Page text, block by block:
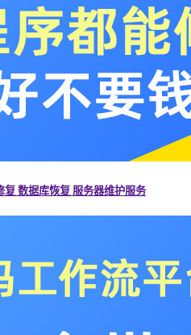
数据库恢复 服务器维护服务